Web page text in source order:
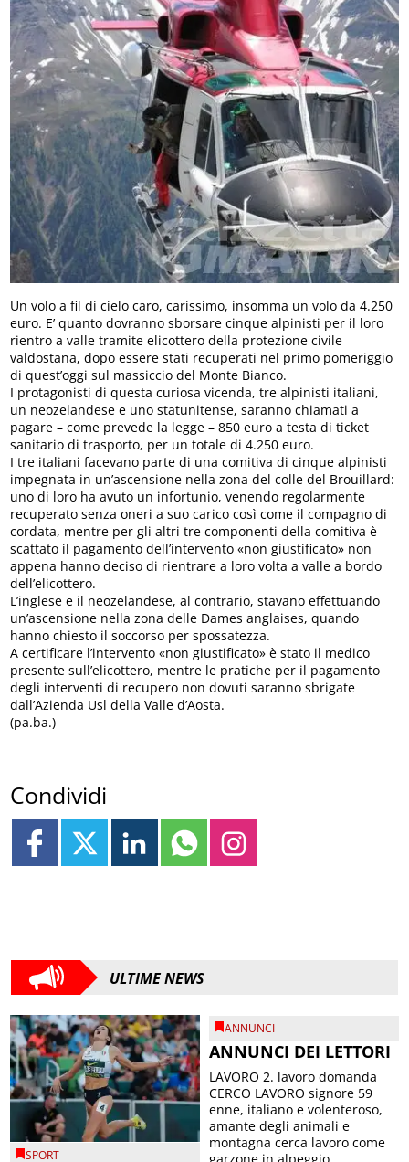
Un volo a fil di cielo caro, carissimo, insomma un volo da 4.250
euro. E’ quanto dovranno sborsare cinque alpinisti per il loro
rientro a valle tramite elicottero della protezione civile
valdostana, dopo essere stati recuperati nel primo pomeriggio
di quest’oggi sul massiccio del Monte Bianco.
I protagonisti di questa curiosa vicenda, tre alpinisti italiani,
un neozelandese e uno statunitense, saranno chiamati a
pagare – come prevede la legge – 850 euro a testa di ticket
sanitario di trasporto, per un totale di 4.250 euro.
I tre italiani facevano parte di una comitiva di cinque alpinisti
impegnata in un’ascensione nella zona del colle del Brouillard:
uno di loro ha avuto un infortunio, venendo regolarmente
recuperato senza oneri a suo carico così come il compagno di
cordata, mentre per gli altri tre componenti della comitiva è
scattato il pagamento dell’intervento «non giustificato» non
appena hanno deciso di rientrare a loro volta a valle a bordo
dell’elicottero.
L’inglese e il neozelandese, al contrario, stavano effettuando
un’ascensione nella zona delle Dames anglaises, quando
hanno chiesto il soccorso per spossatezza.
A certificare l’intervento «non giustificato» è stato il medico
presente sull’elicottero, mentre le pratiche per il pagamento
degli interventi di recupero non dovuti saranno sbrigate
dall’Azienda Usl della Valle d’Aosta.
(pa.ba.)
Condividi
ULTIME NEWS
SPORT
ANNUNCI
ANNUNCI DEI LETTORI
LAVORO 2. lavoro domanda
CERCO LAVORO signore 59
enne, italiano e volenteroso,
amante degli animali e
montagna cerca lavoro come